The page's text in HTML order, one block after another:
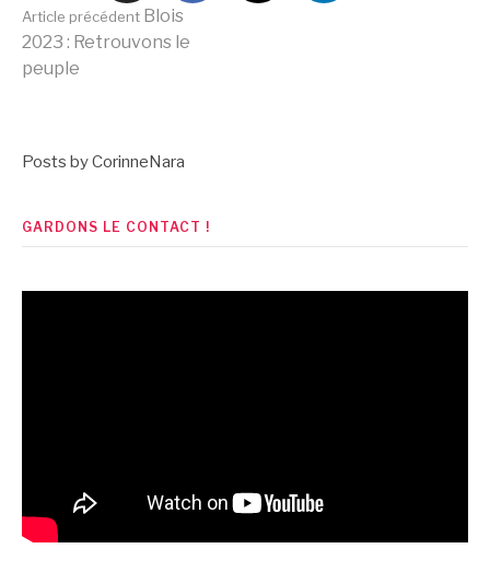
Lire
suite
Article précédent Blois
2023 : Retrouvons le
peuple
Posts by CorinneNara
GARDONS LE CONTACT !